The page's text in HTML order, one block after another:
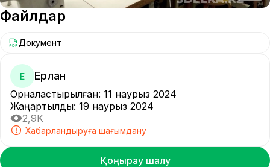
Файлдар
Документ
Е Ерлан
Орналастырылған: 11 наурыз 2024
Жаңартылды: 19 наурыз 2024
2,9K
Хабарландыруға шағымдану
Қоңырау шалу